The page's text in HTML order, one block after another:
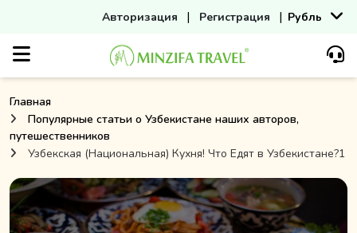
Авторизация | Регистрация | Рубль
Главная
Популярные статьи о Узбекистане наших авторов,
путешественников
Узбекская (Национальная) Кухня! Что Едят в Узбекистане?1